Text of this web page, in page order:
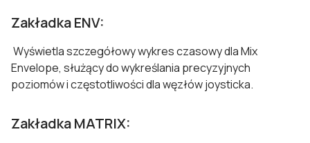
Zakładka ENV:
Wyświetla szczegółowy wykres czasowy dla Mix
Envelope, służący do wykreślania precyzyjnych
poziomów i częstotliwości dla węzłów joysticka.
Zakładka MATRIX: